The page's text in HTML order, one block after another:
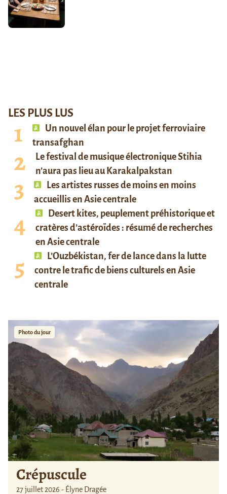
LES PLUS LUS
Un nouvel élan pour le projet ferroviaire
transafghan
Le festival de musique électronique Stihia
n’aura pas lieu au Karakalpakstan
Les artistes russes de moins en moins
accueillis en Asie centrale
Desert kites, peuplement préhistorique et
cratères d’astéroïdes : résumé de recherches
en Asie centrale
L’Ouzbékistan, fer de lance dans la lutte
contre le trafic de biens culturels en Asie
centrale
Photo du jour
Crépuscule
27 juillet 2026 - Élyne Dragée